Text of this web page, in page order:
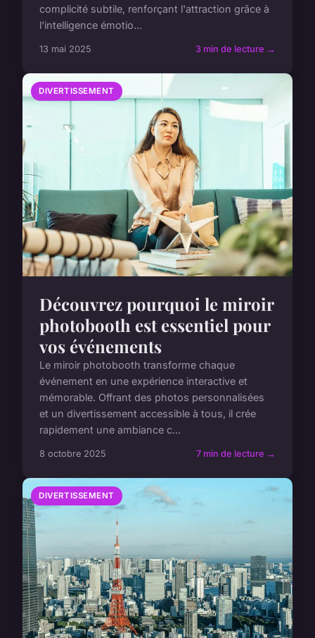
complicité subtile, renforçant l'attraction grâce à
l'intelligence émotio...
13 mai 2025 3 min de lecture →
DIVERTISSEMENT
Découvrez pourquoi le miroir
photobooth est essentiel pour
vos événements
Le miroir photobooth transforme chaque
événement en une expérience interactive et
mémorable. Offrant des photos personnalisées
et un divertissement accessible à tous, il crée
rapidement une ambiance c...
8 octobre 2025 7 min de lecture →
DIVERTISSEMENT